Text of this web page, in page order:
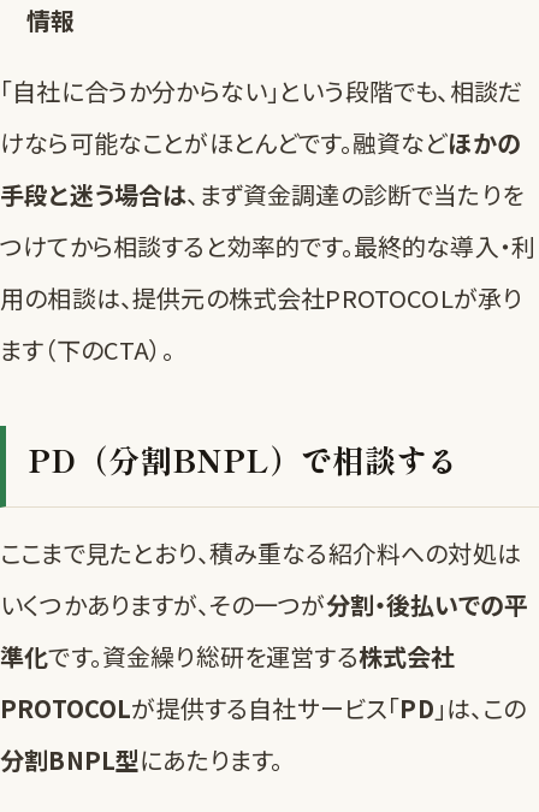
情報
「自社に合うか分からない」という段階でも、相談だ
けなら可能なことがほとんどです。融資などほかの
手段と迷う場合は、まず資金調達の診断で当たりを
つけてから相談すると効率的です。最終的な導入・利
用の相談は、提供元の株式会社PROTOCOLが承り
ます（下のCTA）。
PD（分割BNPL）で相談する
ここまで見たとおり、積み重なる紹介料への対処は
いくつかありますが、その一つが分割・後払いでの平
準化です。資金繰り総研を運営する株式会社
PROTOCOLが提供する自社サービス「PD 」は、この
分割BNPL型にあたります。